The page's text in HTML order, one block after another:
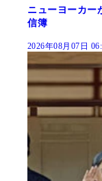
ニューヨーカー
信簿
2026年08月07日